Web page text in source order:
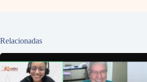
Relacionadas